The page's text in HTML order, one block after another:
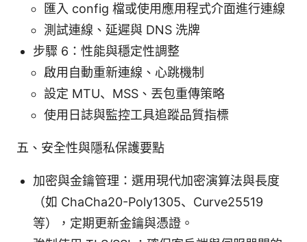
匯入 config 檔或使用應用程式介面進行連線
測試連線、延遲與 DNS 洗牌
步驟 6：性能與穩定性調整
啟用自動重新連線、心跳機制
設定 MTU、MSS、丟包重傳策略
使用日誌與監控工具追蹤品質指標
五、安全性與隱私保護要點
加密與金鑰管理：選用現代加密演算法與長度
（如 ChaCha20-Poly1305、Curve25519
等），定期更新金鑰與憑證。